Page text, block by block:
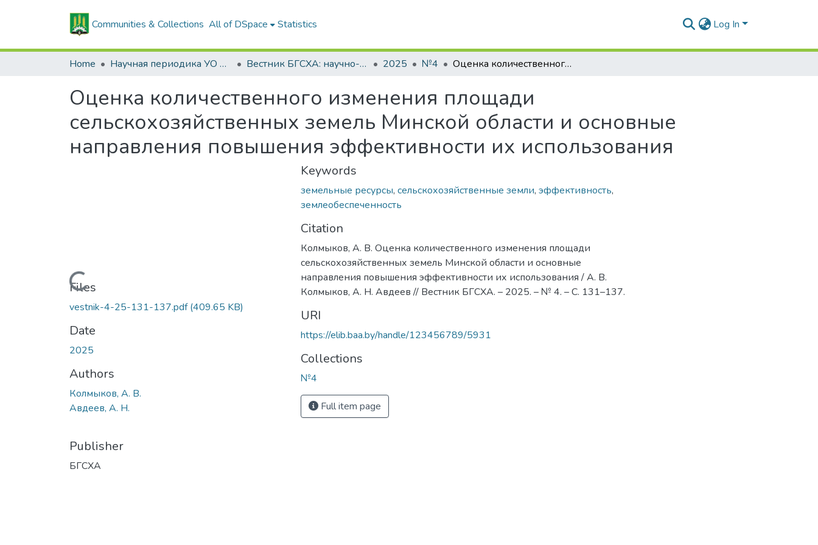
Communities & Collections All of DSpace Statistics Log In
Home Научная периодика УО БГСХА Вестник БГСХА: научно-методический журнал Белорусской государственной сельскохозяйственной академии 2025 №4 Оценка количественного изменения площади сельскохозяйственных земель Минской области и основные направления повышения эффективности их использования
Оценка количественного изменения площади
сельскохозяйственных земель Минской области и основные
направления повышения эффективности их использования
Loading...
Files
vestnik-4-25-131-137.pdf(409.65 KB)
Date
2025
Authors
Колмыков, А. В.
Авдеев, А. Н.
Publisher
БГСХА
Keywords
земельные ресурсы, сельскохозяйственные земли, эффективность,
землеобеспеченность
Citation
Колмыков, А. В. Оценка количественного изменения площади
сельскохозяйственных земель Минской области и основные
направления повышения эффективности их использования / А. В.
Колмыков, А. Н. Авдеев // Вестник БГСХА. – 2025. – № 4. – С. 131–137.
URI
https://elib.baa.by/handle/123456789/5931
Collections
№4
Full item page